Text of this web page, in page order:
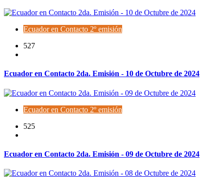
Ecuador en Contacto 2º emisión
527
Ecuador en Contacto 2da. Emisión - 10 de Octubre de 2024
Ecuador en Contacto 2º emisión
525
Ecuador en Contacto 2da. Emisión - 09 de Octubre de 2024